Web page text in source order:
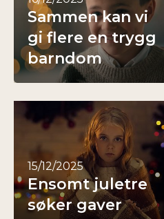
Sammen kan vi
gi flere en trygg
barndom
15/12/2025
Ensomt juletre
søker gaver